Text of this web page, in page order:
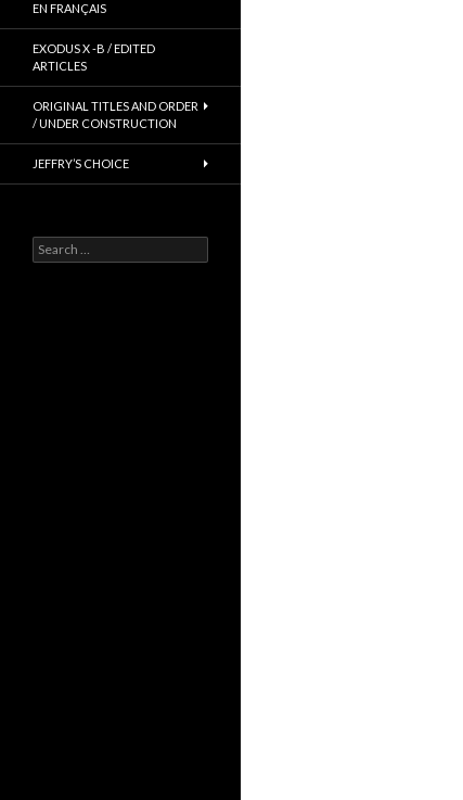
EN FRANÇAIS
EXODUS X -B / EDITED
ARTICLES
ORIGINAL TITLES AND ORDER
/ UNDER CONSTRUCTION
JEFFRY’S CHOICE
Search
for: